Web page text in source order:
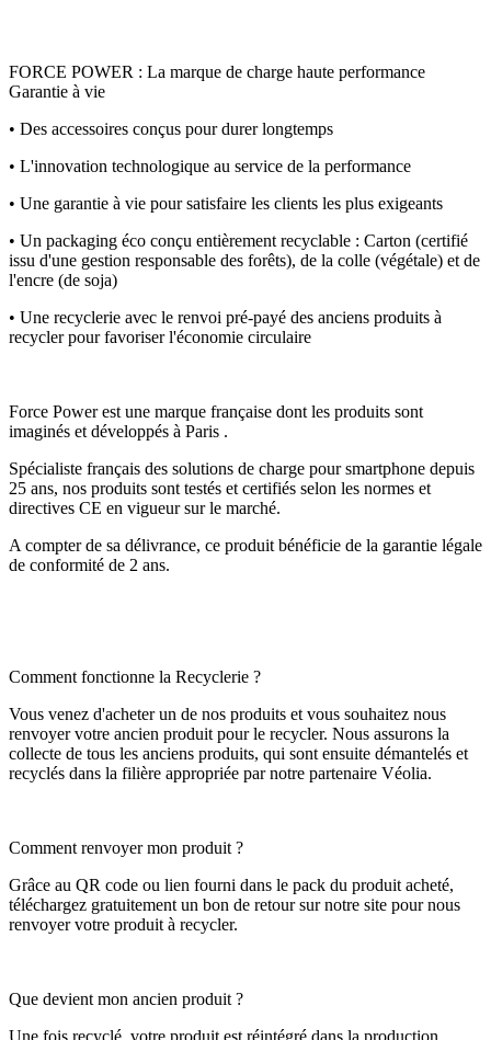
FORCE POWER : La marque de charge haute performance
Garantie à vie
• Des accessoires conçus pour durer longtemps
• L'innovation technologique au service de la performance
• Une garantie à vie pour satisfaire les clients les plus exigeants
• Un packaging éco conçu entièrement recyclable : Carton (certifié
issu d'une gestion responsable des forêts), de la colle (végétale) et de
l'encre (de soja)
• Une recyclerie avec le renvoi pré-payé des anciens produits à
recycler pour favoriser l'économie circulaire
Force Power est une marque française dont les produits sont
imaginés et développés à Paris .
Spécialiste français des solutions de charge pour smartphone depuis
25 ans, nos produits sont testés et certifiés selon les normes et
directives CE en vigueur sur le marché.
A compter de sa délivrance, ce produit bénéficie de la garantie légale
de conformité de 2 ans.
Comment fonctionne la Recyclerie ?
Vous venez d'acheter un de nos produits et vous souhaitez nous
renvoyer votre ancien produit pour le recycler. Nous assurons la
collecte de tous les anciens produits, qui sont ensuite démantelés et
recyclés dans la filière appropriée par notre partenaire Véolia.
Comment renvoyer mon produit ?
Grâce au QR code ou lien fourni dans le pack du produit acheté,
téléchargez gratuitement un bon de retour sur notre site pour nous
renvoyer votre produit à recycler.
Que devient mon ancien produit ?
Une fois recyclé, votre produit est réintégré dans la production